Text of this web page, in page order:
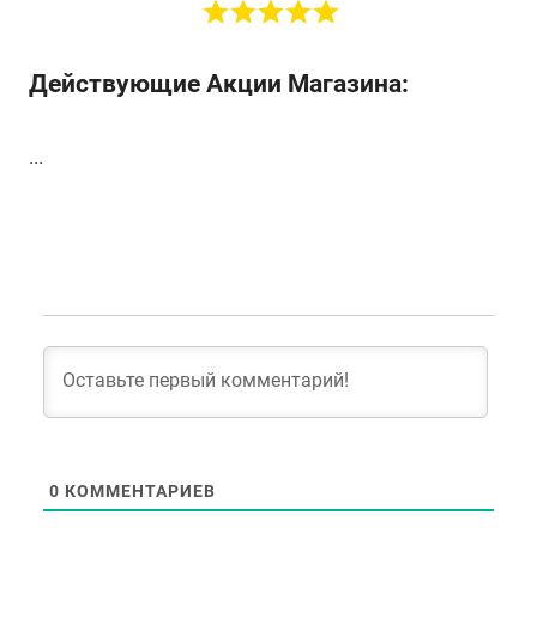
Действующие Акции Магазина:
...
0 КОММЕНТАРИЕВ